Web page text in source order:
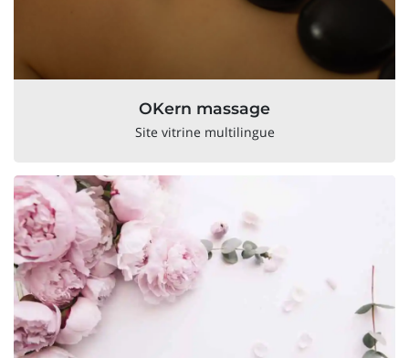
OKern massage
Site vitrine multilingue